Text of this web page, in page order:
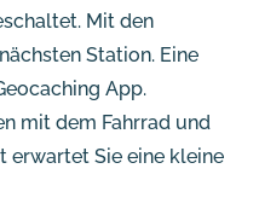
Mit den
Station. Eine
App.
mit dem Fahrrad und
erwartet Sie eine kleine